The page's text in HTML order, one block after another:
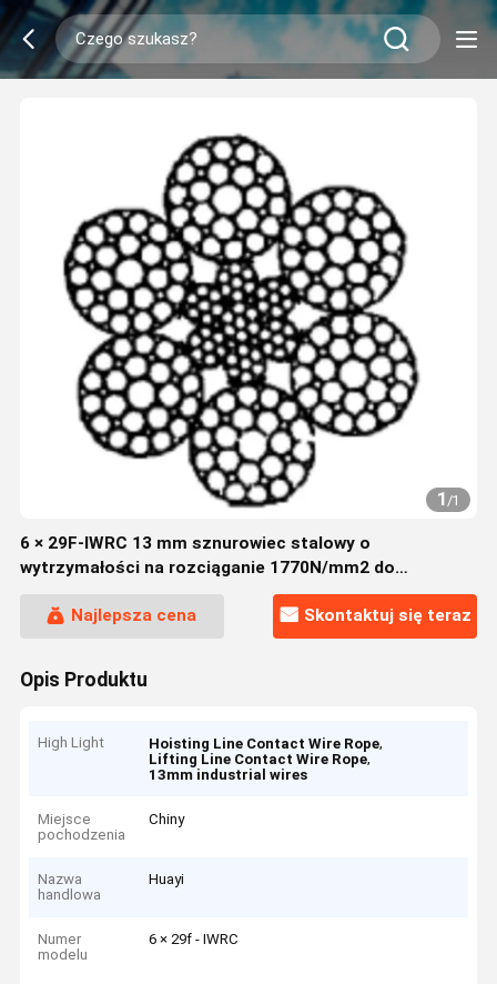
1/1
6 × 29F-IWRC 13 mm sznurowiec stalowy o
wytrzymałości na rozciąganie 1770N/mm2 do
Najlepsza cena
Skontaktuj się teraz
Opis Produktu
High Light Hoisting Line Contact Wire Rope,
Lifting Line Contact Wire Rope,
13mm industrial wires
Miejsce
pochodzenia
Chiny
Nazwa
handlowa
Huayi
Numer
modelu
6 × 29f - IWRC